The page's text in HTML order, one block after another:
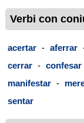
Verbi con
acertar - aferrar
cerrar - confesar
manifestar -
sentar